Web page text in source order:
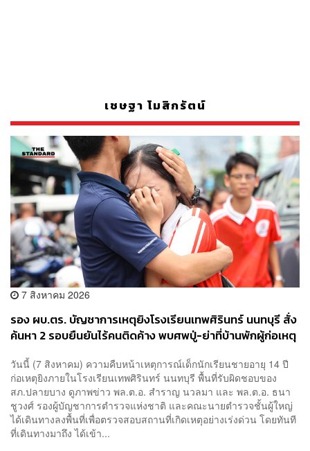
เชษฐา โมสิกรัตน์
7 สิงหาคม 2026
รอง ผบ.ตร. บัญชาการเหตุยิงโรงเรียนเทพศิรินทร์ นนทบุรี สั่ง
ค้นหา 2 รอบยืนยันไร้คนติดค้าง พบศพปู่-ย่าที่บ้านพักผู้ก่อเหตุ
วันนี้ (7 สิงหาคม) ความคืบหน้าเหตุการณ์เด็กนักเรียนชายอายุ 14 ปี
ก่อเหตุยิงภายในโรงเรียนเทพศิรินทร์ นนทบุรี พื้นที่รับผิดชอบของ
สภ.ปลายบาง ดูภาพข่าว ​พล.ต.อ. สำราญ นวลมา และ พล.ต.อ. ธนา
ชูวงศ์ รองผู้บัญชาการตำรวจแห่งชาติ และคณะนายตำรวจชั้นผู้ใหญ่
ได้เดินทางลงพื้นที่เพื่อตรวจสอบสถานที่เกิดเหตุอย่างเร่งด่วน โดยทันที
ที่เดินทางมาถึง ได้เข้า...